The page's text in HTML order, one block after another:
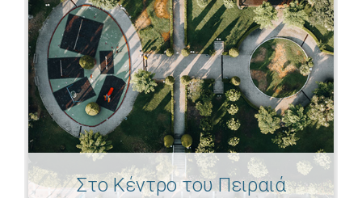
Στο Κέντρο του Πειραιά